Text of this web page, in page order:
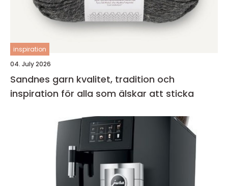
inspiration
04. July 2026
Sandnes garn kvalitet, tradition och
inspiration för alla som älskar att sticka